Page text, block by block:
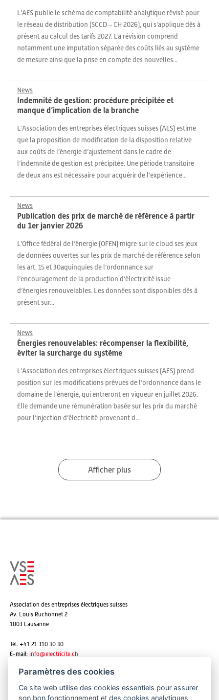
L’AES publie le schéma de comptabilité analytique révisé pour
le réseau de distribution (SCCD – CH 2026), qui s’applique dès à
présent au calcul des tarifs 2027. La révision comprend
notamment une imputation séparée des coûts liés au système
de mesure ainsi que la prise en compte des nouvelles...
News
Indemnité de gestion: procédure précipitée et
manque d’implication de la branche
L’Association des entreprises électriques suisses (AES) estime
que la proposition de modification de la disposition relative
aux coûts de l’énergie d’ajustement dans le cadre de
l’indemnité de gestion est précipitée. Une période transitoire
de deux ans est nécessaire pour acquérir de l’expérience...
News
Publication des prix de marché de référence à partir
du 1er janvier 2026
L’Office fédéral de l’énergie (OFEN) migre sur le cloud ses jeux
de données ouvertes sur les prix de marché de référence selon
les art. 15 et 30aquinquies de l’ordonnance sur
l’encouragement de la production d’électricité issue
d’énergies renouvelables. Les données sont disponibles dès à
présent sur...
News
Énergies renouvelables: récompenser la flexibilité,
éviter la surcharge du système
L’Association des entreprises électriques suisses (AES) prend
position sur les modifications prévues de l’ordonnance dans le
domaine de l’énergie, qui entreront en vigueur en juillet 2026.
Elle demande une rémunération basée sur les prix du marché
pour l’injection d’électricité provenant d...
Afficher plus
Association des entreprises électriques suisses
Av. Louis Ruchonnet 2
1003 Lausanne
Tél. +41 21 310 30 30
E-mail: info@electricite.ch
S'abonner aux newsletters
Paramètres des cookies
Ce site web utilise des cookies essentiels pour assurer
son bon fonctionnement et des cookies analytiques